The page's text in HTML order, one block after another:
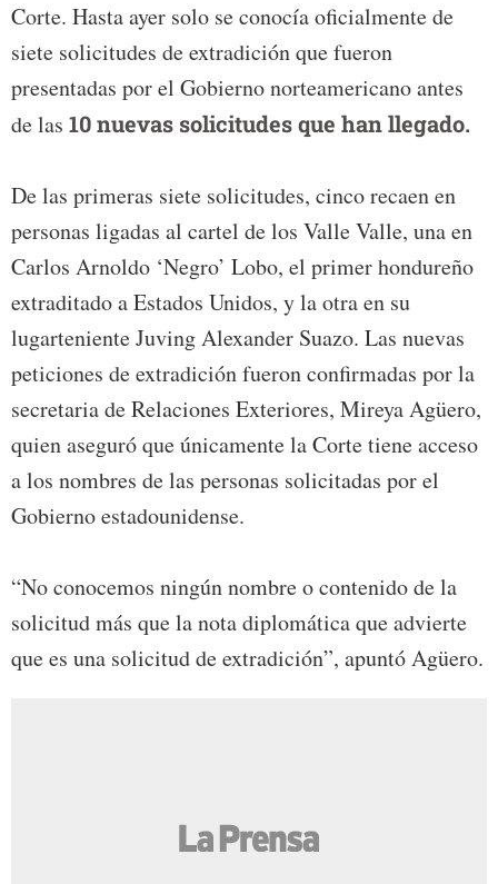
Corte. Hasta ayer solo se conocía oficialmente de
siete solicitudes de extradición que fueron
presentadas por el Gobierno norteamericano antes
de las 10 nuevas solicitudes que han llegado.
De las primeras siete solicitudes, cinco recaen en
personas ligadas al cartel de los Valle Valle, una en
Carlos Arnoldo ‘Negro’ Lobo, el primer hondureño
extraditado a Estados Unidos, y la otra en su
lugarteniente Juving Alexander Suazo. Las nuevas
peticiones de extradición fueron confirmadas por la
secretaria de Relaciones Exteriores, Mireya Agüero,
quien aseguró que únicamente la Corte tiene acceso
a los nombres de las personas solicitadas por el
Gobierno estadounidense.
“No conocemos ningún nombre o contenido de la
solicitud más que la nota diplomática que advierte
que es una solicitud de extradición”, apuntó Agüero.